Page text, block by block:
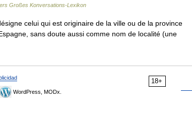
Großes Konversations-Lexikon
celui qui est originaire de la ville ou de la province
sans doute aussi comme nom de localité (une
18+
WordPress, MODx.